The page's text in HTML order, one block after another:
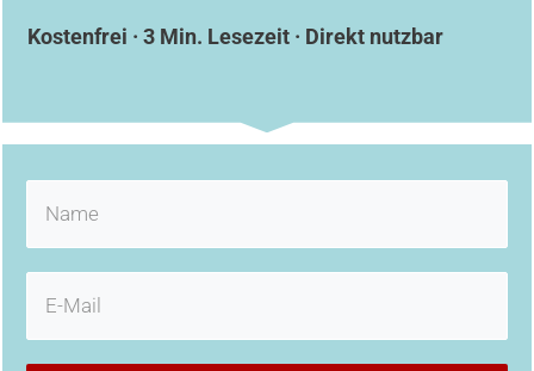
Kostenfrei · 3 Min. Lesezeit · Direkt nutzbar